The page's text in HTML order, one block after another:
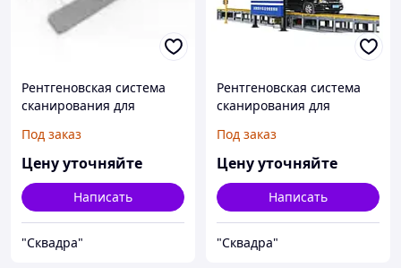
Рентгеновская система
сканирования для
автомобилей
Под заказ
Цену уточняйте
Написать
"Сквадра"
Рентгеновская система
сканирования для
автомобилей,
микроавтобусов
Под заказ
Цену уточняйте
Написать
"Сквадра"